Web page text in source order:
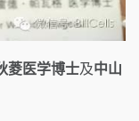
菱医学博士及中山